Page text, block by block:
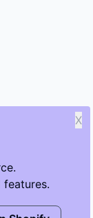
X
and cleaner